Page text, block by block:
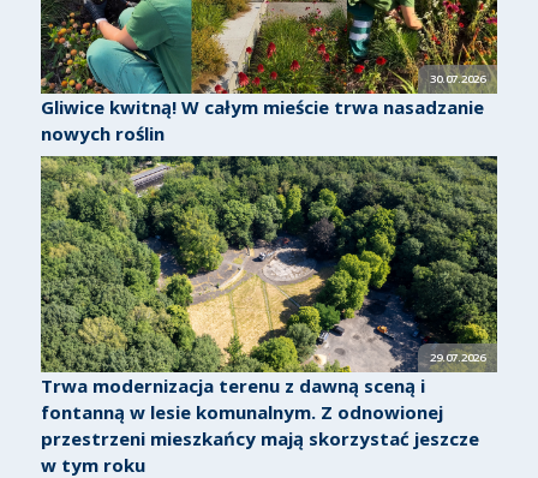
30.07.2026
Gliwice kwitną! W całym mieście trwa nasadzanie
nowych roślin
29.07.2026
Trwa modernizacja terenu z dawną sceną i
fontanną w lesie komunalnym. Z odnowionej
przestrzeni mieszkańcy mają skorzystać jeszcze
w tym roku